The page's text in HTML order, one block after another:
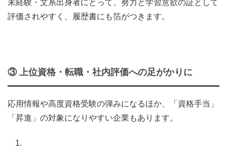
未経験・文系出身者にとって、努力と学習意欲の証として
評価されやすく、履歴書にも箔がつきます。
③ 上位資格・転職・社内評価への足がかりに
応用情報や高度資格受験の弾みになるほか、「資格手当」
「昇進」の対象になりやすい企業もあります。